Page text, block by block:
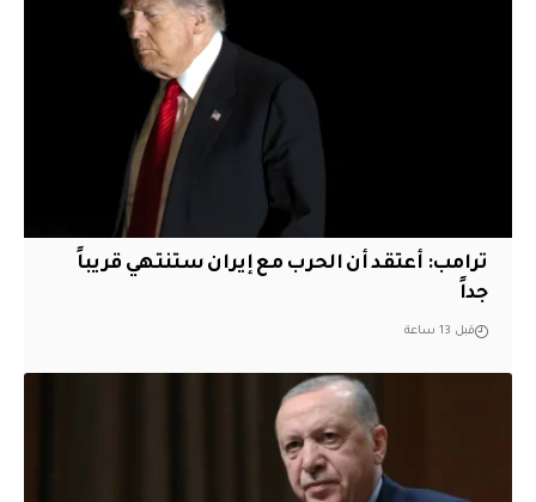
‏ترامب: أعتقد أن الحرب مع إيران ستنتهي قريباً
جداً
قبل 13 ساعة